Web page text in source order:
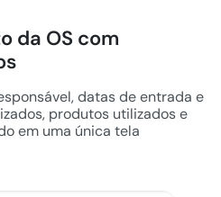
da OS com
datas de entrada e
produtos utilizados e
em uma única tela